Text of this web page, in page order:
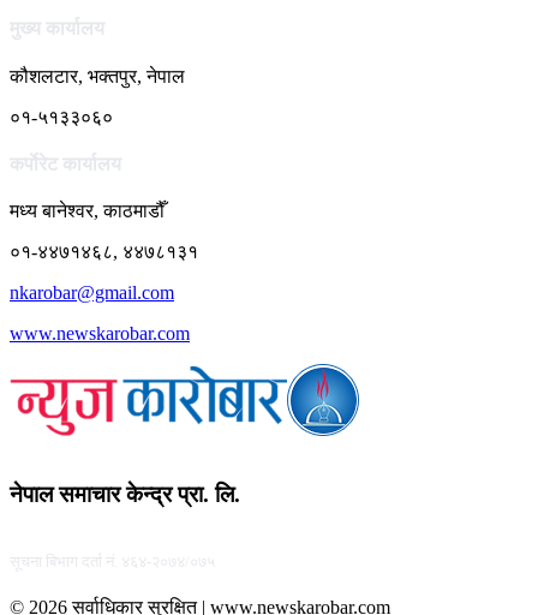
मुख्य कार्यालय
कौशलटार, भक्तपुर, नेपाल
०१-५१३३०६०
कर्पाेरेट कार्यालय
मध्य बानेश्वर, काठमाडौँ
०१-४४७१४६८, ४४७८१३१
nkarobar@gmail.com
www.newskarobar.com
नेपाल समाचार केन्द्र प्रा. लि.
सूचना बिभाग दर्ता नं. ४६४-२०७४/०७५
© 2026 सर्वाधिकार सुरक्षित | www.newskarobar.com